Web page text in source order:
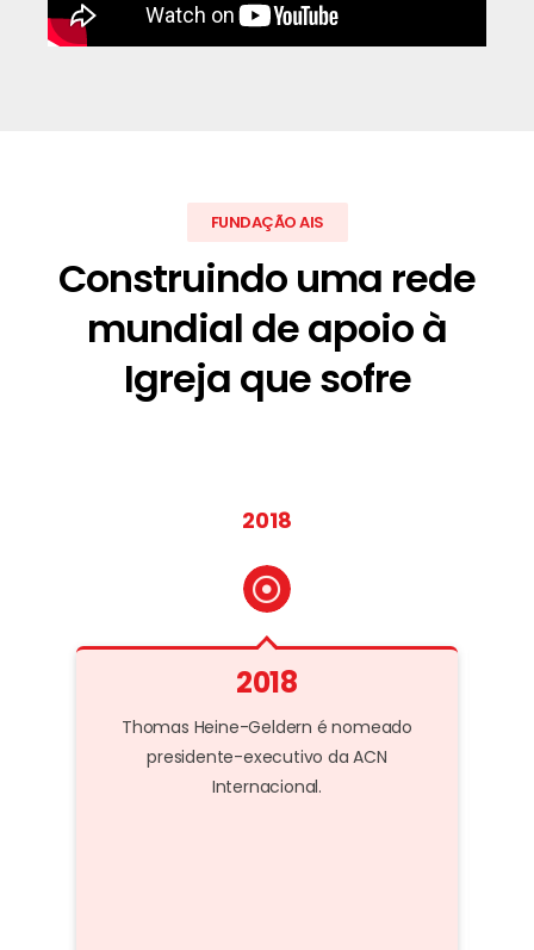
FUNDAÇÃO AIS
Construindo uma rede
mundial de apoio à
Igreja que sofre
2018
2018
Thomas Heine-Geldern é nomeado
presidente-executivo da ACN
Internacional.